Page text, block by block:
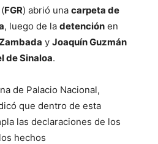
FGR) abrió una carpeta de
, luego de la detención en
y Joaquín Guzmán
de Sinaloa.
de Palacio Nacional,
que dentro de esta
las declaraciones de los
hechos